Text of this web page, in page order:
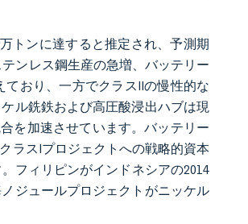
トンに達すると推定され、予測期
ンレス鋼生産の急増、バッテリー
おり、一方でクラスIIの慢性的な
ル銑鉄および高圧酸浸出ハブは現
を加速させています。バッテリー
ラスIプロジェクトへの戦略的資本
フィリピンがインドネシアの2014
ジュールプロジェクトがニッケル